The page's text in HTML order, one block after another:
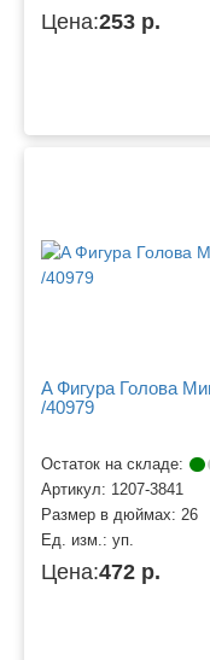
Цена:253 р.
A Фигура Голова
/40979
Остаток на складе:
Артикул: 1207-3841
Размер в дюймах: 26
Ед. изм.: уп.
Цена:472 р.